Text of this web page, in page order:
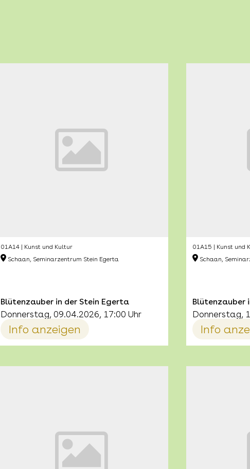
01A14 | Kunst und Kultur
Schaan, Seminarzentrum Stein Egerta
Blütenzauber in der Stein Egerta
Donnerstag, 09.04.2026, 17:00 Uhr
Info anzeigen
01A15 | Kunst und
Schaan,
Blütenzauber
Donnerstag,
Info